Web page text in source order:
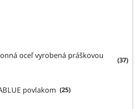
oceľ vyrobená práškovou
37
povlakom 25